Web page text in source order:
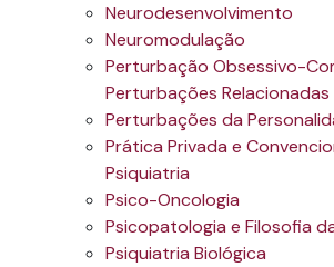
Neurodesenvolvimento
Neuromodulação
Perturbação Obsessivo-
Perturbações Relacionadas
Perturbações da
Prática Privada e
Psiquiatria
Psico-Oncologia
Psicopatologia e Filosofia
Psiquiatria Biológica